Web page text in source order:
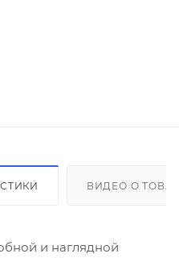
ВИДЕО О
и наглядной